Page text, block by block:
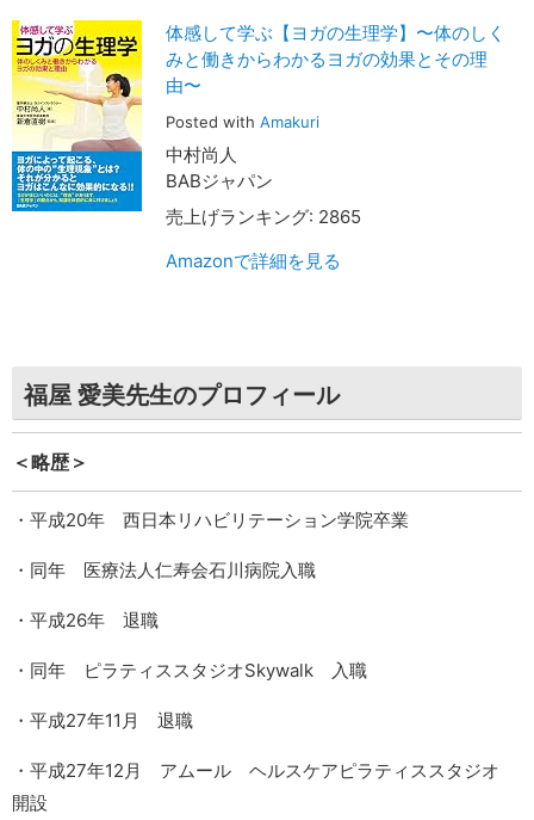
体感して学ぶ【ヨガの生理学】〜体のしく
みと働きからわかるヨガの効果とその理
由〜
Posted with Amakuri
中村尚人
BABジャパン
売上げランキング: 2865
Amazonで詳細を見る
福屋 愛美先生のプロフィール
＜略歴＞
・平成20年 西日本リハビリテーション学院卒業
・同年 医療法人仁寿会石川病院入職
・平成26年 退職
・同年 ピラティススタジオSkywalk 入職
・平成27年11月 退職
・平成27年12月 アムール ヘルスケアピラティススタジオ
開設